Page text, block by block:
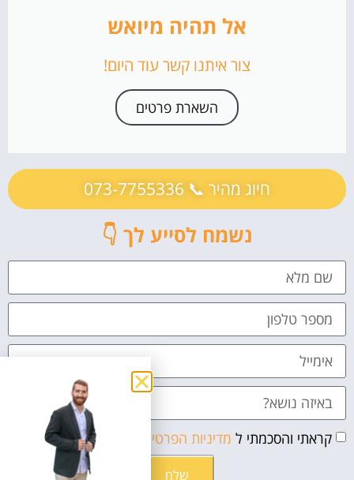
אל תהיה מיואש
צור איתנו קשר עוד היום!
השארת פרטים
חיוג מהיר 📞 073-7755336
נשמח לסייע לך 👇
קראתי והסכמתי ל מדיניות הפרטיות
שלח